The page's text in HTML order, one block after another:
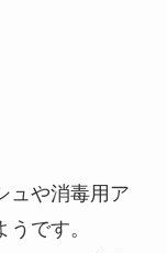
ュや消毒用ア
です。